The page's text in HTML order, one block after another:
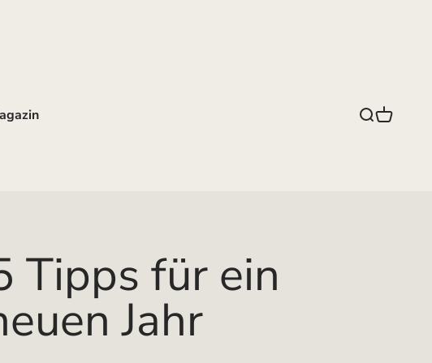
Suche
Tipps für ein
Jahr